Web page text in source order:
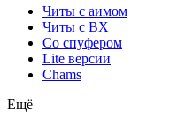
Читы с аимом
Читы с ВХ
Со спуфером
Lite версии
Chams
Ещё